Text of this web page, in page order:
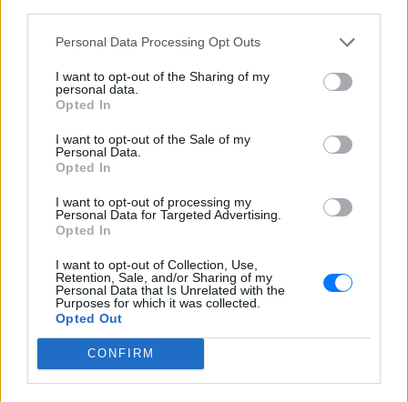
Personal Data Processing Opt Outs
I want to opt-out of the Sharing of my
personal data.
Opted In
I want to opt-out of the Sale of my
Personal Data.
Opted In
I want to opt-out of processing my
Personal Data for Targeted Advertising.
Opted In
I want to opt-out of Collection, Use,
Retention, Sale, and/or Sharing of my
Personal Data that Is Unrelated with the
Purposes for which it was collected.
Opted Out
CONFIRM
έζησε όταν ο γιος της νοσηλευόταν στο
Η Ιωάννα Τούνη δημοσίευσε
υλικό από τις διακοπές της στη
αγαπημένος μου προορισμός
ΣΉΜΕΡΑ
διαδικτυακούς της ακόλουθους εικόνες
από την απόδρασή της
Ο Λάκης Γαβαλάς έκλεισε τα 74
συγκίνησε ‑ Τι έγραψε για τη
ζωή, τους γονείς του και την
υγεία του